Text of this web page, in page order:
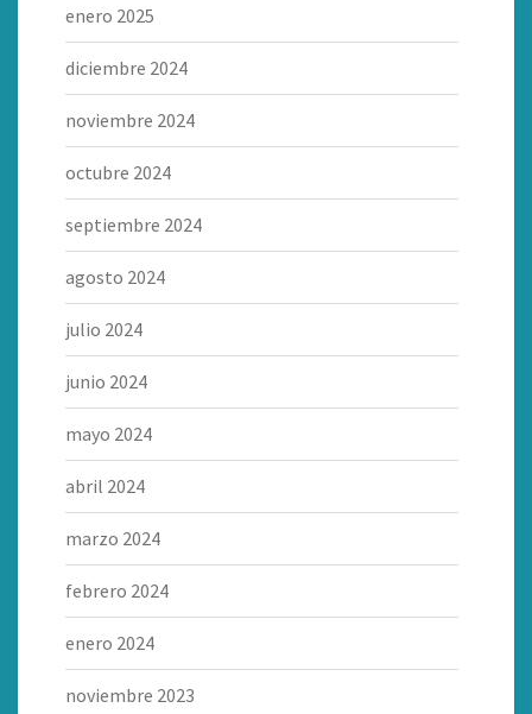
enero 2025
diciembre 2024
noviembre 2024
octubre 2024
septiembre 2024
agosto 2024
julio 2024
junio 2024
mayo 2024
abril 2024
marzo 2024
febrero 2024
enero 2024
noviembre 2023